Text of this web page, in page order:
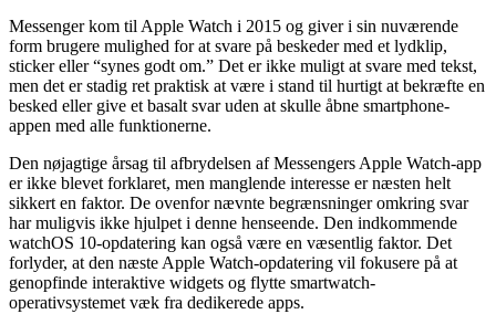
Messenger kom til Apple Watch i 2015 og giver i sin nuværende
form brugere mulighed for at svare på beskeder med et lydklip,
sticker eller “synes godt om.” Det er ikke muligt at svare med tekst,
men det er stadig ret praktisk at være i stand til hurtigt at bekræfte en
besked eller give et basalt svar uden at skulle åbne smartphone-
appen med alle funktionerne.
Den nøjagtige årsag til afbrydelsen af Messengers Apple Watch-app
er ikke blevet forklaret, men manglende interesse er næsten helt
sikkert en faktor. De ovenfor nævnte begrænsninger omkring svar
har muligvis ikke hjulpet i denne henseende. Den indkommende
watchOS 10-opdatering kan også være en væsentlig faktor. Det
forlyder, at den næste Apple Watch-opdatering vil fokusere på at
genopfinde interaktive widgets og flytte smartwatch-
operativsystemet væk fra dedikerede apps.